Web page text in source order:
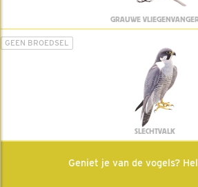
GRAUWE VLIEGENVANGER
GEEN BROEDSEL
SLECHTVALK
Geniet je van de vogels?